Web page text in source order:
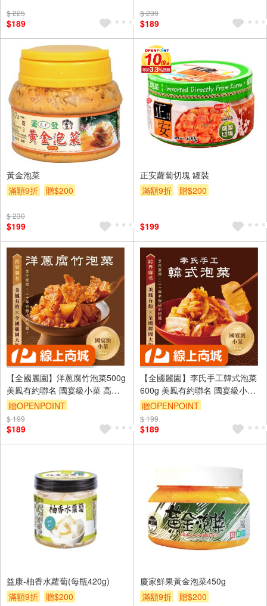
$ 225
$189
$ 239
$189
黃金泡菜
滿額9折
贈$200
$ 230
$199
正安蘿蔔切塊 罐裝
滿額9折
贈$200
$199
【全國麗園】洋蔥腐竹泡菜500g
美鳳有約聯名 國宴級小菜 高蛋
白 手工泡菜 開胃菜 無防腐劑 小
農辣椒 雲林蒜頭
贈OPENPOINT
$ 199
$189
【全國麗園】李氏手工韓式泡菜
600g 美鳳有約聯名 國宴級小菜
韓式泡菜 開胃菜 無防腐劑 小農
辣椒 雲林蒜頭
贈OPENPOINT
$ 199
$189
益康-柚香水蘿蔔(每瓶420g)
滿額9折
贈$200
慶家鮮果黃金泡菜450g
滿額9折
贈$200